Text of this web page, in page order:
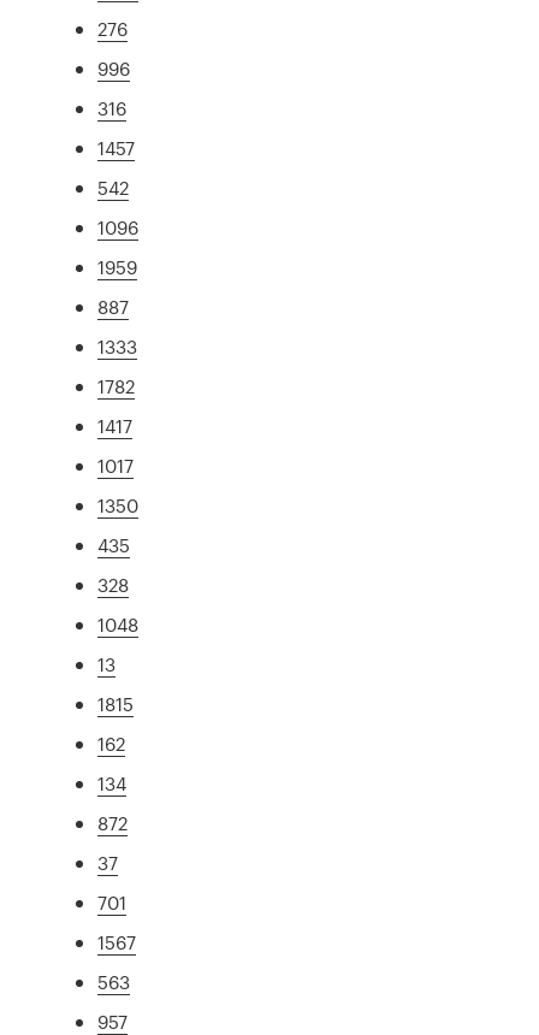
276
996
316
1457
542
1096
1959
887
1333
1782
1417
1017
1350
435
328
1048
13
1815
162
134
872
37
701
1567
563
957